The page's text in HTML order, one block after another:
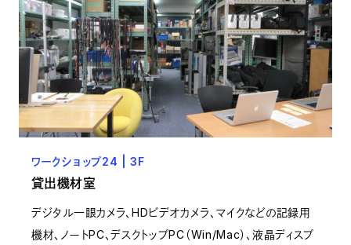
ワークショップ24 | 3F
貸出機材室
デジタル一眼カメラ、HDビデオカメラ、マイクなどの記録用
機材、ノートPC、デスクトップPC（Win/Mac）、液晶ディスプ